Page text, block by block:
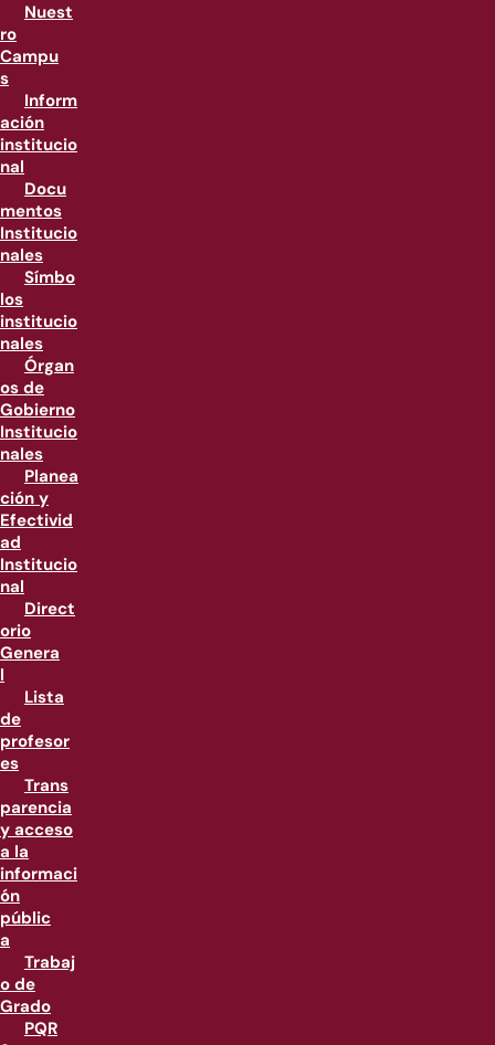
Nuest
ro
Campu
s
Inform
ación
institucio
nal
Docu
mentos
Institucio
nales
Símbo
los
institucio
nales
Órgan
os de
Gobierno
Institucio
nales
Planea
ción y
Efectivid
ad
Institucio
nal
Direct
orio
Genera
l
Lista
de
profesor
es
Trans
parencia
y acceso
a la
informaci
ón
públic
a
Trabaj
o de
Grado
PQR